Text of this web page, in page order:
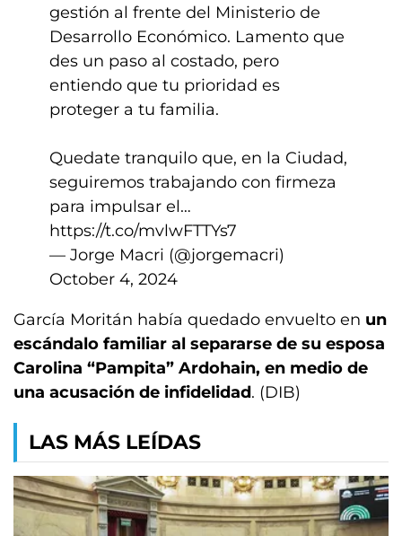
gestión al frente del Ministerio de
Desarrollo Económico. Lamento que
des un paso al costado, pero
entiendo que tu prioridad es
proteger a tu familia.
Quedate tranquilo que, en la Ciudad,
seguiremos trabajando con firmeza
para impulsar el…
https://t.co/mvlwFTTYs7
— Jorge Macri (@jorgemacri)
October 4, 2024
García Moritán había quedado envuelto en un
escándalo familiar al separarse de su esposa
Carolina “Pampita” Ardohain, en medio de
una acusación de infidelidad. (DIB)
LAS MÁS LEÍDAS